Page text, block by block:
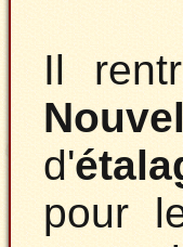
Il
d'
pour